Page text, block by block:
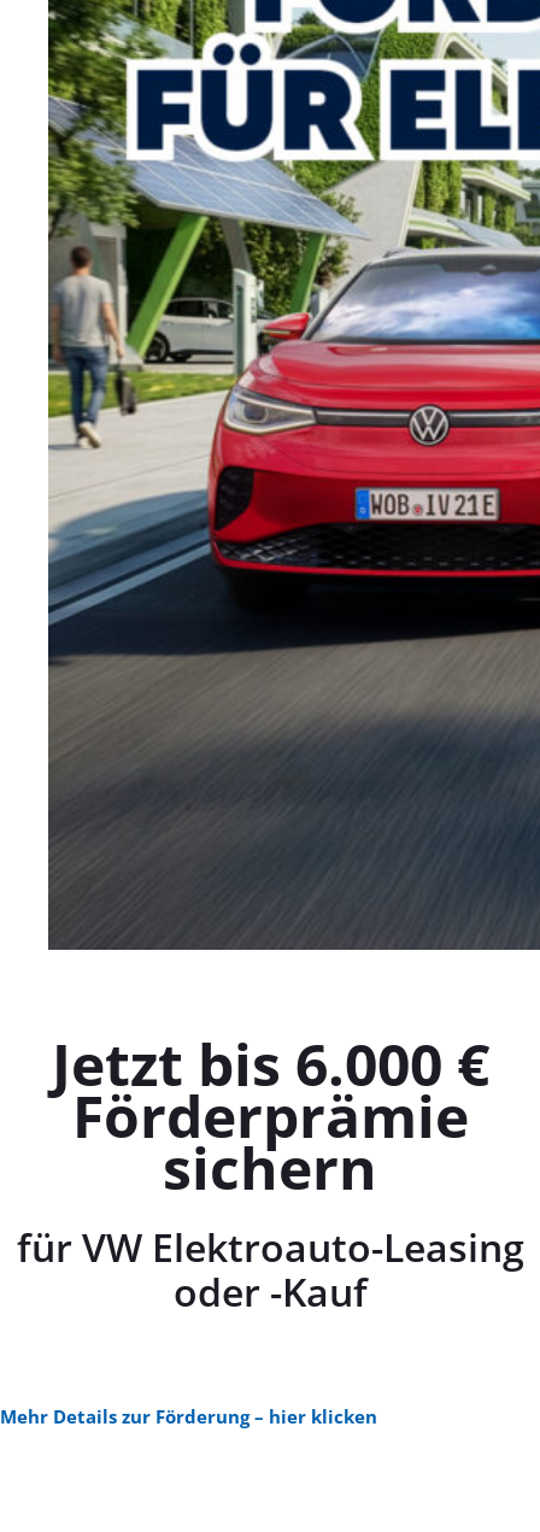
Jetzt bis 6.000 €
Förderprämie
sichern
für VW Elektroauto-Leasing
oder -Kauf
Mehr Details zur Förderung – hier klicken